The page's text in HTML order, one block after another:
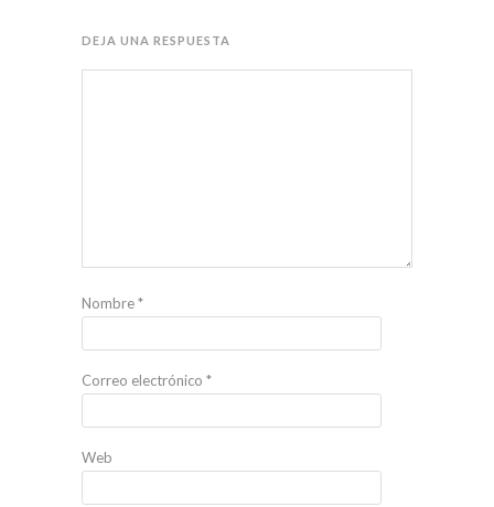
DEJA UNA RESPUESTA
Nombre*
Correo electrónico *
Web